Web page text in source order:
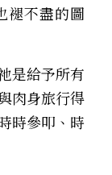
褪不盡的圖
是給予所有
肉身旅行得
時參叩、時